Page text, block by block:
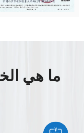
ما هي